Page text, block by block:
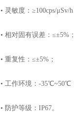
• 灵敏度： ≥100cps/μSv/h
• 相对固有误差： ≤±5%
• 重复性： ≤±5% ；
• 工作环境： -35℃~50℃
• 防护等级： IP67。